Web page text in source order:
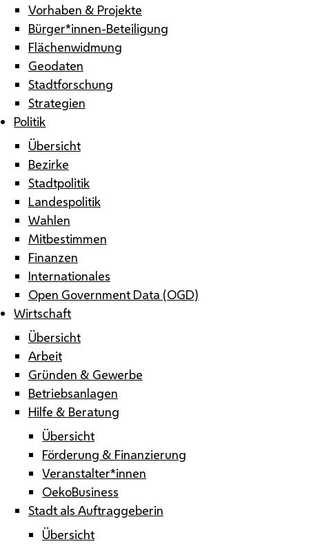
Vorhaben & Projekte
Bürger*innen-Beteiligung
Flächenwidmung
Geodaten
Stadtforschung
Strategien
Politik
Übersicht
Bezirke
Stadtpolitik
Landespolitik
Wahlen
Mitbestimmen
Finanzen
Internationales
Open Government Data (OGD)
Wirtschaft
Übersicht
Arbeit
Gründen & Gewerbe
Betriebsanlagen
Hilfe & Beratung
Übersicht
Förderung & Finanzierung
Veranstalter*innen
OekoBusiness
Stadt als Auftraggeberin
Übersicht